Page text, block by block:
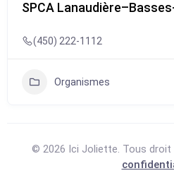
SPCA
(450) 222-1112
Organismes
© 2026 Ici Joliette. Tous droit